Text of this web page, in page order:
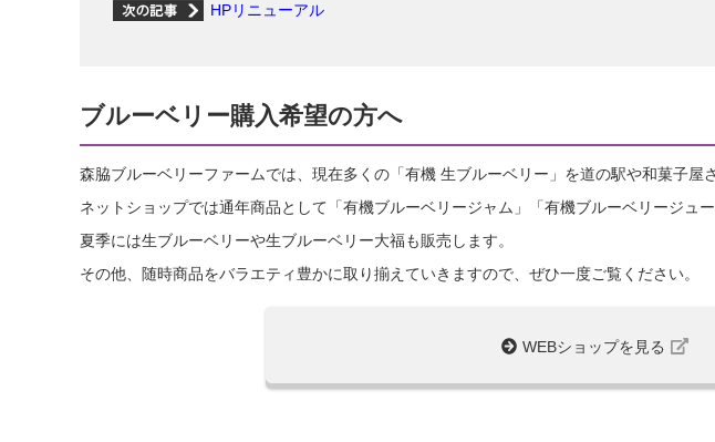
HPリニューアル
ブルーベリー購入希望の方へ
森脇ブルーベリーファームでは、現在多くの「有機 生ブルーベリー」を道の駅や和菓子屋
ネットショップでは通年商品として「有機ブルーベリージャム」「有機ブルーベリージュ
夏季には生ブルーベリーや生ブルーベリー大福も販売します。
その他、随時商品をバラエティ豊かに取り揃えていきますので、ぜひ一度ご覧ください。
WEBショップを見る